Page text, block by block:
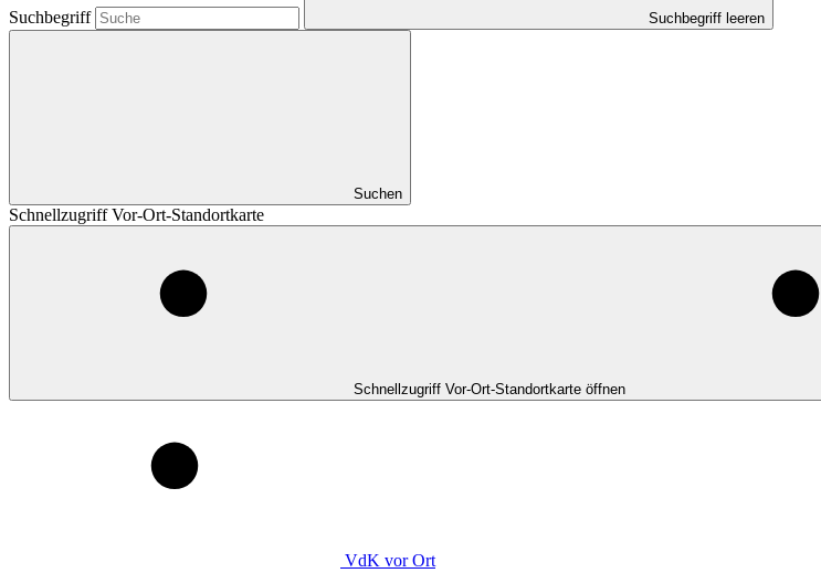
Suchbegriff Suchbegriff leeren
Suchen
Schnellzugriff Vor-Ort-Standortkarte
Schnellzugriff Vor-Ort-Standortkarte öffnen
VdK vor Ort